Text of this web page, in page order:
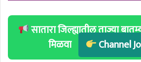
सातारा जिल्ह्यातील ताज्या
मिळवा
Channel